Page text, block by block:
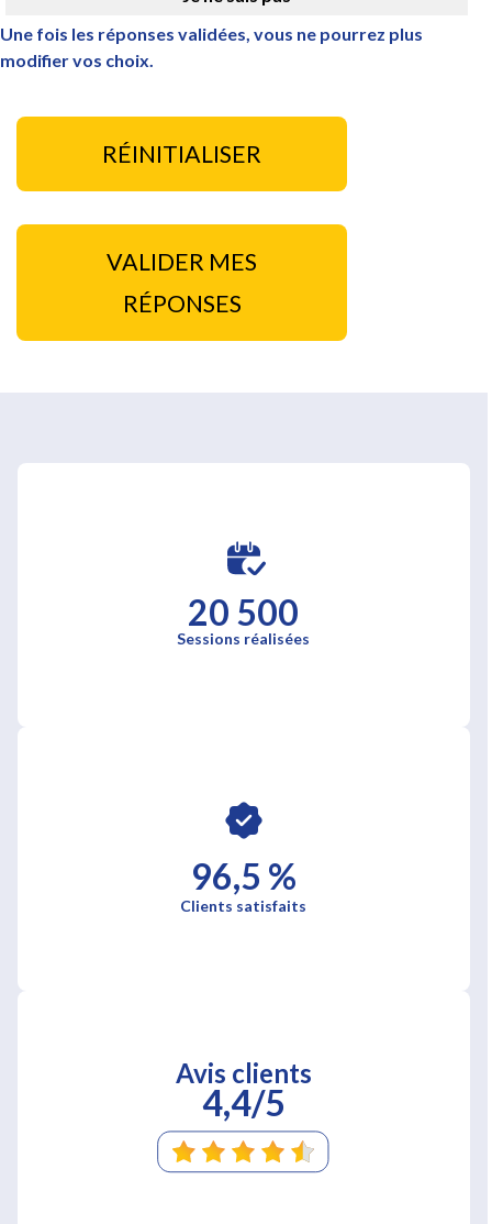
Une fois les réponses validées, vous ne pourrez plus
modifier vos choix.
RÉINITIALISER
VALIDER MES
RÉPONSES
20 500
Sessions réalisées
96,5 %
Clients satisfaits
Avis clients
4,4/5